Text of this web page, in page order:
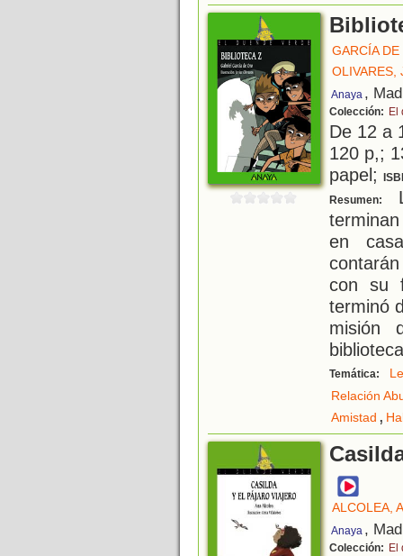
GARCÍA
OLIVARES,
Anaya ,
Colección: El
De 12 a
120 p,;
papel;
Resumen:
en
con su
terminó
misión
Temática:
Relación
Amistad ,
ALCOLEA,
Anaya ,
Colección: El